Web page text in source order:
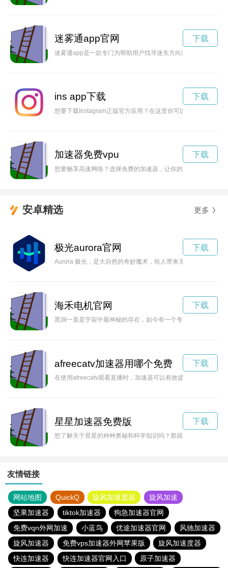
迷雾通app官网
迷雾通app是一款专门为帮助用户找寻迷失方向而设计的应用
下载
ins app下载
想要下载Instagram正版官方应用？在这里你可以找到正确的方
下载
加速器免费vpu
想要畅享高速网络？选择免费的加速器，让你的上网体验更加顺
下载
安卓精选 更多
极光aurora官网
Aurora 极光，是大自然的奇妙魔术，给人带来无限遐想和幻思
下载
海禾电机官网
黑洞一直是宇宙中最神秘的存在，如今有一个专门的官网来探
下载
afreecatv加速器用哪个免费
在使用afreecatv观看直播时，加速器可以有效提升网络连接速
下载
星星加速器免费版
想了解关于星星的种种奥秘和科学知识吗？那就赶快来到星星
下载
友情链接
网站地图 QuickQ 旋风加速度器
旋风加速
坚果加速器
tiktok加速器
狗急加速器官网
免费vqn外网加速
小蓝鸟 优途加速器官网
风驰加速器
旋风加速器
免费vps加速器外网苹果版
旋风加速度器
快连加速器
快连加速器官网入口
原子加速器